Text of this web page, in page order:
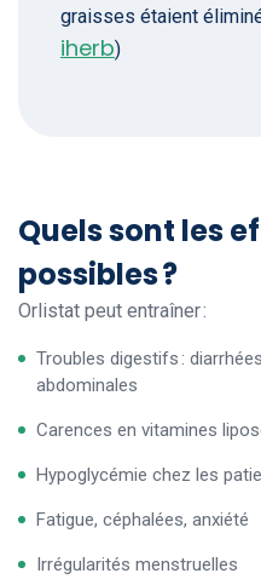
graisses étaient
iherb)
Quels sont les
possibles ?
Orlistat peut entraîner :
Troubles digestifs :
abdominales
Carences en vitamines
Hypoglycémie chez les
Fatigue, céphalées, anxiété
Irrégularités menstruelles